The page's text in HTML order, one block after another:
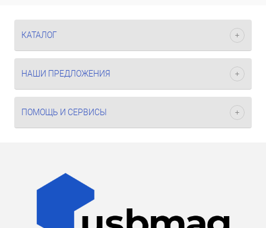
КАТАЛОГ
НАШИ ПРЕДЛОЖЕНИЯ
ПОМОЩЬ И СЕРВИСЫ